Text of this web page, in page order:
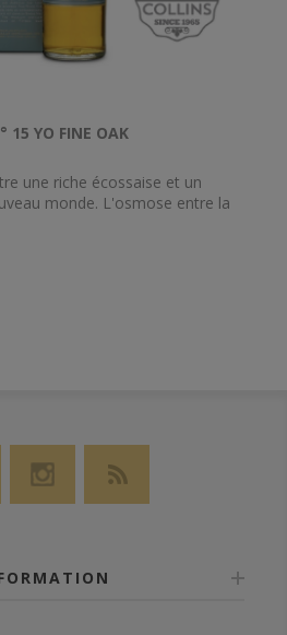
15 YO FINE OAK
une riche écossaise et un
monde. L'osmose entre la
Raffinement et exubérance.